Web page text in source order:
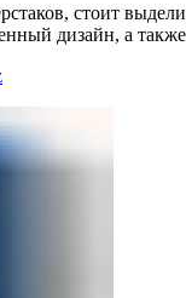
стоит
дизайн, а